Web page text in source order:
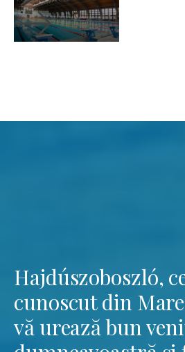
Hajdúszoboszló,
cunoscut din
vă urează bun